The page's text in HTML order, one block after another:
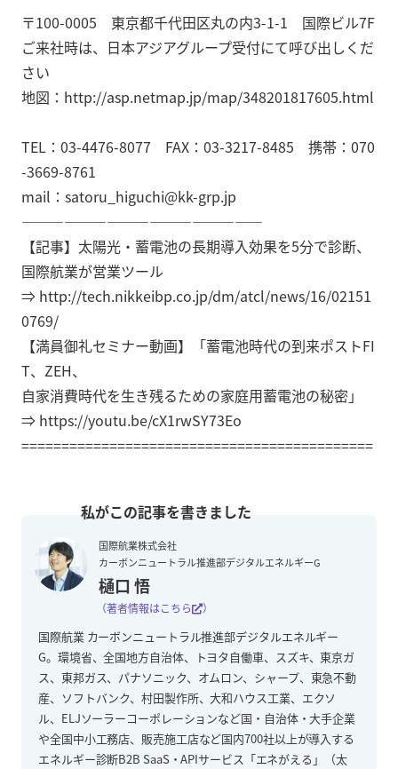
〒100-0005 東京都千代田区丸の内3-1-1 国際ビル7F
ご来社時は、日本アジアグループ受付にて呼び出しくだ
さい
地図：http://asp.netmap.jp/map/348201817605.html
TEL：03-4476-8077 FAX：03-3217-8485 携帯：070
-3669-8761
mail：satoru_higuchi@kk-grp.jp
—————————————————
【記事】太陽光・蓄電池の長期導入効果を5分で診断、
国際航業が営業ツール
⇒ http://tech.nikkeibp.co.jp/dm/atcl/news/16/02151
0769/
【満員御礼セミナー動画】「蓄電池時代の到来ポストFI
T、ZEH、
自家消費時代を生き残るための家庭用蓄電池の秘密」
⇒ https://youtu.be/cX1rwSY73Eo
============================================
国際航業株式会社
カーボンニュートラル推進部デジタルエネルギーG
樋口 悟
（著者情報はこちら ）
国際航業 カーボンニュートラル推進部デジタルエネルギー
G。環境省、全国地方自治体、トヨタ自働車、スズキ、東京ガ
ス、東邦ガス、パナソニック、オムロン、シャープ、東急不動
産、ソフトバンク、村田製作所、大和ハウス工業、エクソ
ル、ELJソーラーコーポレーションなど国・自治体・大手企業
や全国中小工務店、販売施工店など国内700社以上が導入する
エネルギー診断B2B SaaS・APIサービス「エネがえる」（太